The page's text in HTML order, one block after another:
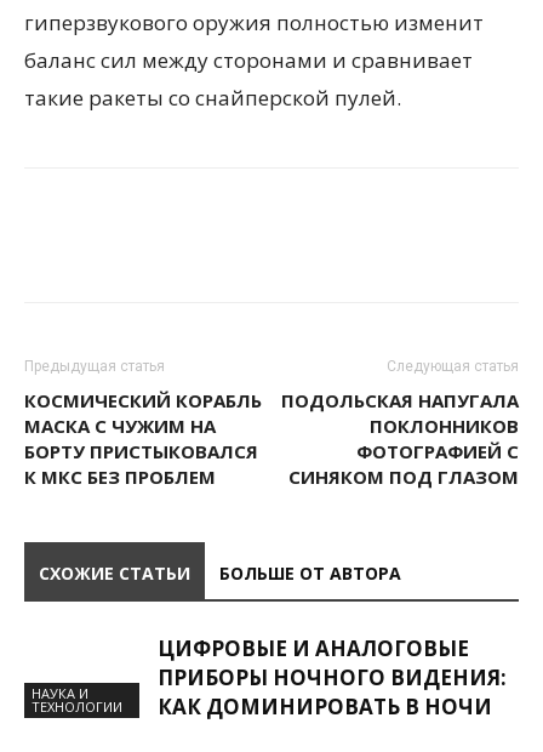
гиперзвукового оружия полностью изменит
баланс сил между сторонами и сравнивает
такие ракеты со снайперской пулей.
Предыдущая статья
КОСМИЧЕСКИЙ КОРАБЛЬ
МАСКА С ЧУЖИМ НА
БОРТУ ПРИСТЫКОВАЛСЯ
К МКС БЕЗ ПРОБЛЕМ
Следующая статья
ПОДОЛЬСКАЯ НАПУГАЛА
ПОКЛОННИКОВ
ФОТОГРАФИЕЙ С
СИНЯКОМ ПОД ГЛАЗОМ
СХОЖИЕ СТАТЬИ БОЛЬШЕ ОТ АВТОРА
НАУКА И
ТЕХНОЛОГИИ
ЦИФРОВЫЕ И АНАЛОГОВЫЕ
ПРИБОРЫ НОЧНОГО ВИДЕНИЯ:
КАК ДОМИНИРОВАТЬ В НОЧИ